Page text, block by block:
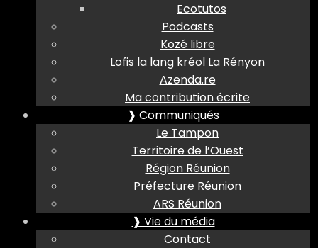
Ecotutos
Podcasts
Kozé libre
Lofis la lang kréol La Rényon
Azenda.re
Ma contribution écrite
❱ Communiqués
Le Tampon
Territoire de l’Ouest
Région Réunion
Préfecture Réunion
ARS Réunion
❱ Vie du média
Contact